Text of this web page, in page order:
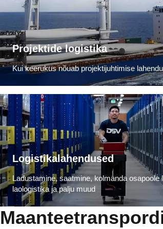
Projektide logistika
Kui keerukus nõuab projektijuhtimise
Logistikalahendused
Ladustamine, saatmine, kolmanda osapoole
laologistika ja palju muud